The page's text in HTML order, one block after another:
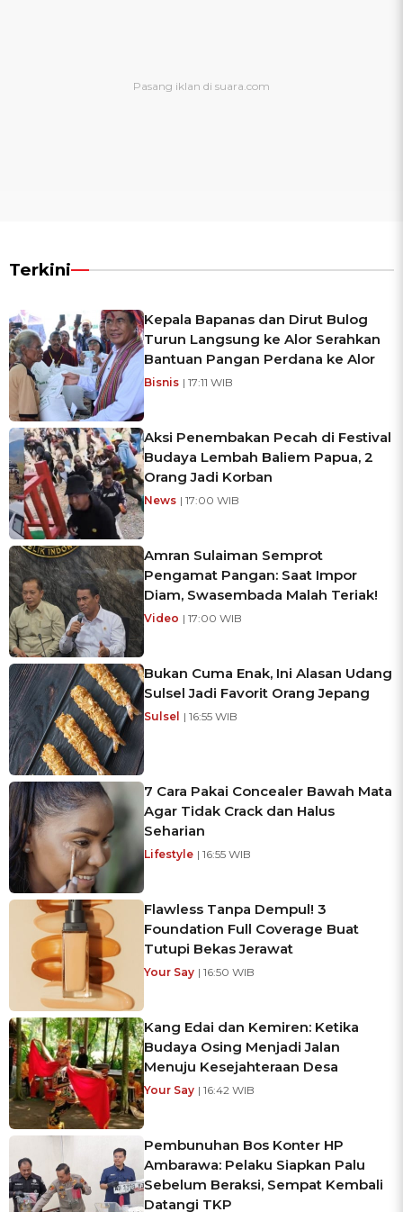
Terkini
Kepala Bapanas dan Dirut Bulog
Turun Langsung ke Alor Serahkan
Bantuan Pangan Perdana ke Alor
Bisnis | 17:11 WIB
Aksi Penembakan Pecah di Festival
Budaya Lembah Baliem Papua, 2
Orang Jadi Korban
News | 17:00 WIB
Amran Sulaiman Semprot
Pengamat Pangan: Saat Impor
Diam, Swasembada Malah Teriak!
Video | 17:00 WIB
Bukan Cuma Enak, Ini Alasan Udang
Sulsel Jadi Favorit Orang Jepang
Sulsel | 16:55 WIB
7 Cara Pakai Concealer Bawah Mata
Agar Tidak Crack dan Halus
Seharian
Lifestyle | 16:55 WIB
Flawless Tanpa Dempul! 3
Foundation Full Coverage Buat
Tutupi Bekas Jerawat
Your Say | 16:50 WIB
Kang Edai dan Kemiren: Ketika
Budaya Osing Menjadi Jalan
Menuju Kesejahteraan Desa
Your Say | 16:42 WIB
Pembunuhan Bos Konter HP
Ambarawa: Pelaku Siapkan Palu
Sebelum Beraksi, Sempat Kembali
Datangi TKP